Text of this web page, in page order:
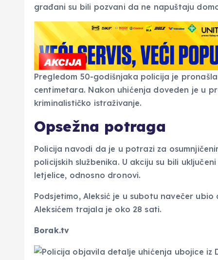
građani su bili pozvani da ne napuštaju
Pregledom 50-godišnjaka policija je
centimetara. Nakon uhićenja doveden je u
kriminalističko istraživanje.
Opsežna potraga
Policija navodi da je u potrazi za
policijskih službenika. U akciju su bili
letjelice, odnosno dronovi.
Podsjetimo, Aleksić je u subotu navečer
Aleksićem trajala je oko 28 sati.
Borak.tv